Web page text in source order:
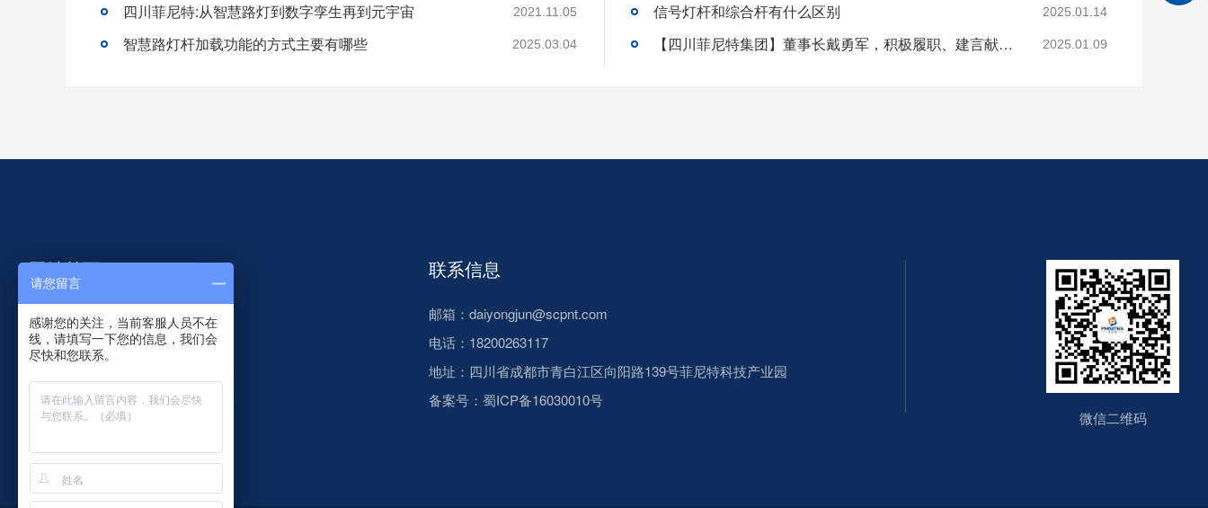
四川菲尼特:从智慧路灯到数字孪生再到元宇宙 2021.11.05
智慧路灯杆加载功能的方式主要有哪些 2025.03.04
信号灯杆和综合杆有什么区别 2025.01.14
【四川菲尼特集团】董事长戴勇军，积极履职、建言献策，传递青白江区 "两会"好声音！ 2025.01.09
网站首页
智慧共杆
研发设计
监控杆件
客户案例
关于菲尼特
产品中心
联系菲尼特
联系信息
邮箱：daiyongjun@scpnt.com
电话：18200263117
地址：四川省成都市青白江区向阳路139号菲尼特科技产业园
备案号： 蜀ICP备16030010号
微信二维码
请您留言
感谢您的关注，当前客服人员不在
线，请填写一下您的信息，我们会
尽快和您联系。